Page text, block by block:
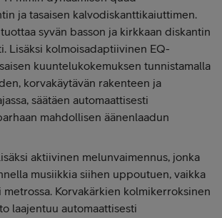
ja tasaisen kalvodiskanttikaiuttimen.
syvän basson ja kirkkaan diskantin
Lisäksi kolmoisadaptiivinen EQ-
kuuntelukokemuksen tunnistamalla
korvakäytävän rakenteen ja
säätäen automaattisesti
mahdollisen äänenlaadun
aktiivinen melunvaimennus, jonka
musiikkia siihen uppoutuen, vaikka
metrossa. Korvakärkien kolmikerroksinen
laajentuu automaattisesti